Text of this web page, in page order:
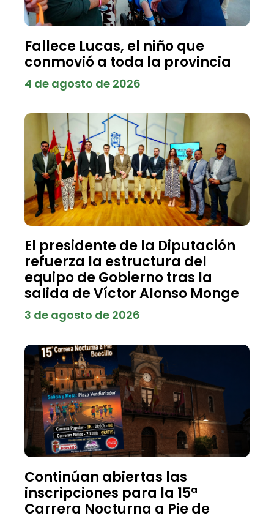
Fallece Lucas, el niño que
conmovió a toda la provincia
4 de agosto de 2026
El presidente de la Diputación
refuerza la estructura del
equipo de Gobierno tras la
salida de Víctor Alonso Monge
3 de agosto de 2026
Continúan abiertas las
inscripciones para la 15ª
Carrera Nocturna a Pie de